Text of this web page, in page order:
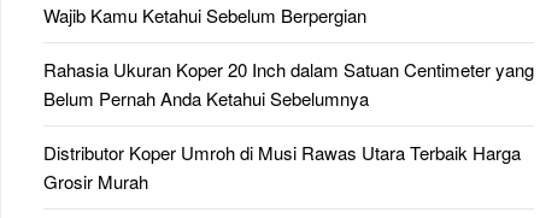
Wajib Kamu Ketahui Sebelum Berpergian
Rahasia Ukuran Koper 20 Inch dalam Satuan Centimeter yang
Belum Pernah Anda Ketahui Sebelumnya
Distributor Koper Umroh di Musi Rawas Utara Terbaik Harga
Grosir Murah